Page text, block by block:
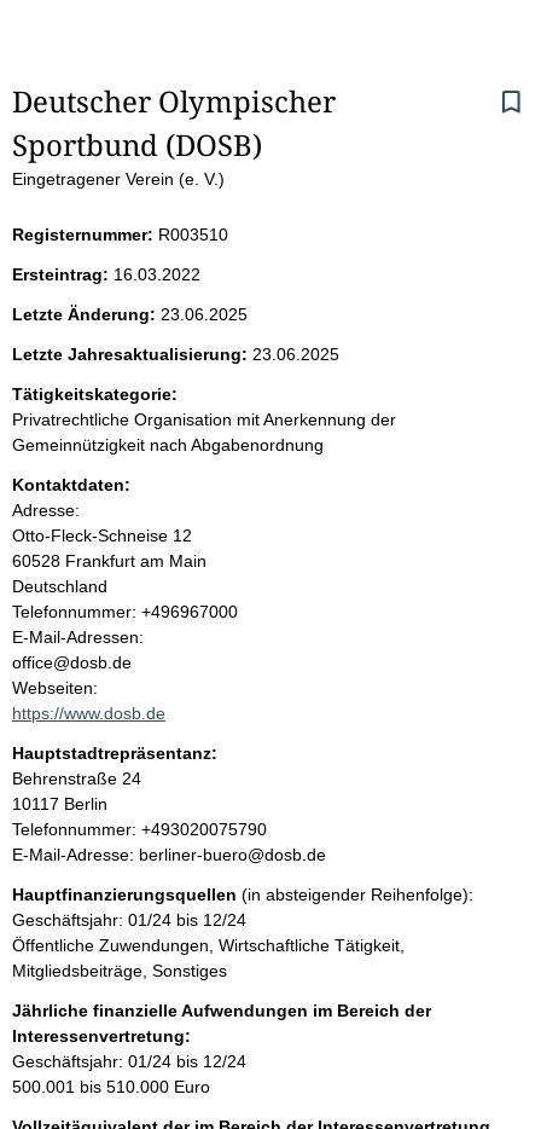
S
e
t
e
n
i
n
h
a
l
t
Deutscher Olympischer
Sportbund (DOSB)
Eingetragener Verein (e. V.)
Registernummer: R003510
Ersteintrag: 16.03.2022
Letzte Änderung: 23.06.2025
Letzte Jahresaktualisierung: 23.06.2025
Tätigkeitskategorie:
Privatrechtliche Organisation mit Anerkennung der
Gemeinnützigkeit nach Abgabenordnung
Kontaktdaten:
Adresse:
Otto-Fleck-Schneise 12
60528 Frankfurt am Main
Deutschland
K
o
n
t
a
t
i
n
o
r
m
a
t
o
n
e
n
:
Telefonnummer: +496967000
E-Mail-Adressen:
office@dosb.de
Webseiten:
https://www.dosb.de
Hauptstadtrepräsentanz:
A
d
r
e
s
e
Behrenstraße 24
10117 Berlin
K
o
t
a
k
t
n
f
o
Telefonnummer: +493020075790
E-Mail-Adresse: berliner-buero@dosb.de
Hauptfinanzierungsquellen (in absteigender Reihenfolge):
Geschäftsjahr: 01/24 bis 12/24
Öffentliche Zuwendungen, Wirtschaftliche Tätigkeit,
Mitgliedsbeiträge, Sonstiges
Jährliche finanzielle Aufwendungen im Bereich der
Interessenvertretung:
Geschäftsjahr: 01/24 bis 12/24
500.001 bis 510.000 Euro